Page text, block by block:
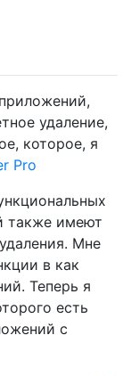
удаление,
которое, я
Pro
также имеют
Мне
в как
Теперь я
есть
с